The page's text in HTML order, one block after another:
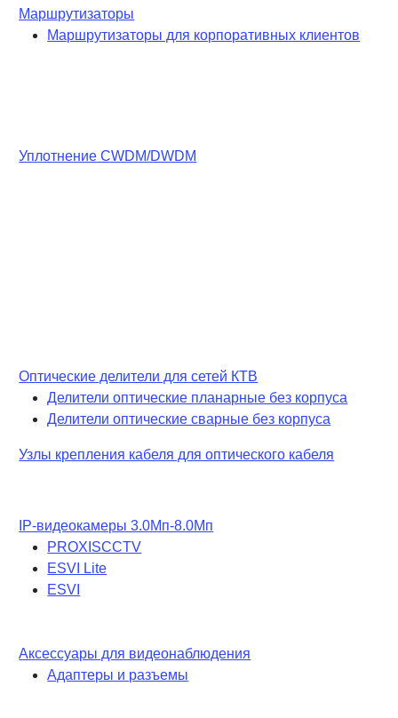
Маршрутизаторы
Маршрутизаторы для корпоративных клиентов
Уплотнение CWDM/DWDM
Оптические делители для сетей КТВ
Делители оптические планарные без корпуса
Делители оптические сварные без корпуса
Узлы крепления кабеля для оптического кабеля
IP-видеокамеры 3.0Мп-8.0Мп
PROXISCCTV
ESVI Lite
ESVI
Аксессуары для видеонаблюдения
Адаптеры и разъемы